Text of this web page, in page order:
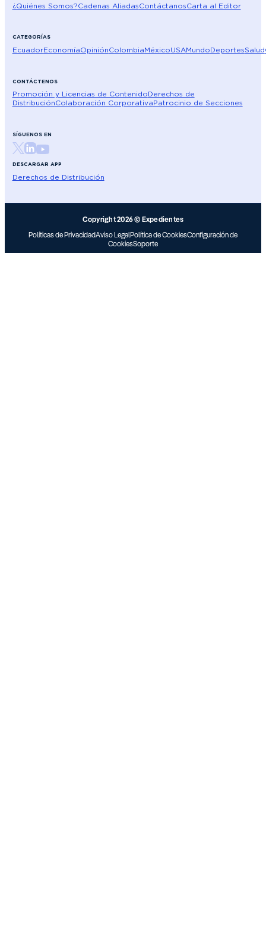
¿Quiénes Somos?Cadenas AliadasContáctanosCarta al Editor
CATEGORÍAS
EcuadorEconomíaOpiniónColombiaMéxicoUSAMundoDeportesSalud
CONTÁCTENOS
Promoción y Licencias de ContenidoDerechos de
DistribuciónColaboración CorporativaPatrocinio de Secciones
SÍGUENOS EN
DESCARGAR APP
Derechos de Distribución
Copyright 2026 © Expedientes
Políticas de PrivacidadAviso LegalPolítica de CookiesConfiguración de
CookiesSoporte